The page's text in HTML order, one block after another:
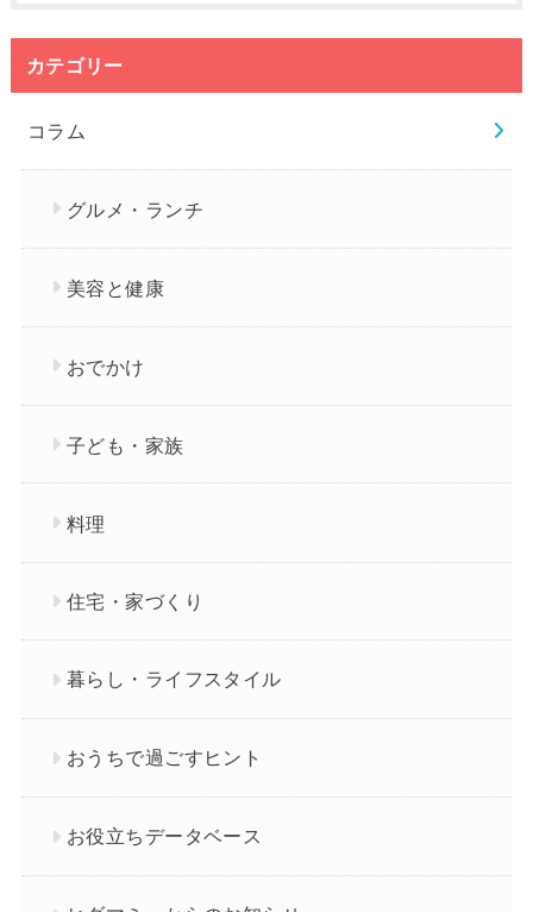
カテゴリー
コラム
グルメ・ランチ
美容と健康
おでかけ
子ども・家族
料理
住宅・家づくり
暮らし・ライフスタイル
おうちで過ごすヒント
お役立ちデータベース